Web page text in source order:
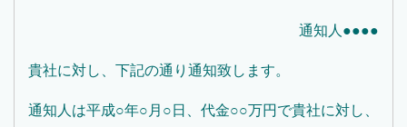
通知人●●●●
貴社に対し、下記の通り通知致します。
通知人は平成○年○月○日、代金○○万円で貴社に対し、